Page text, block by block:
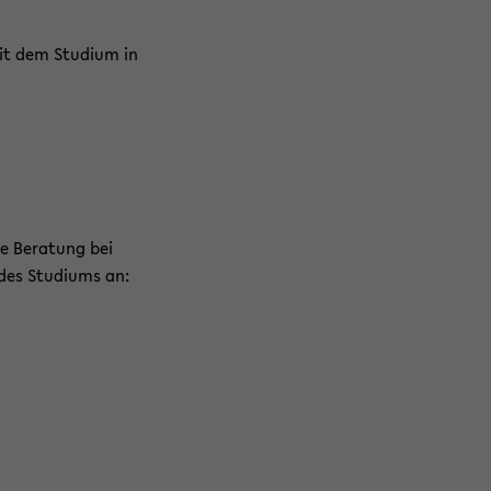
dem Studium in
Beratung bei
Studiums an: